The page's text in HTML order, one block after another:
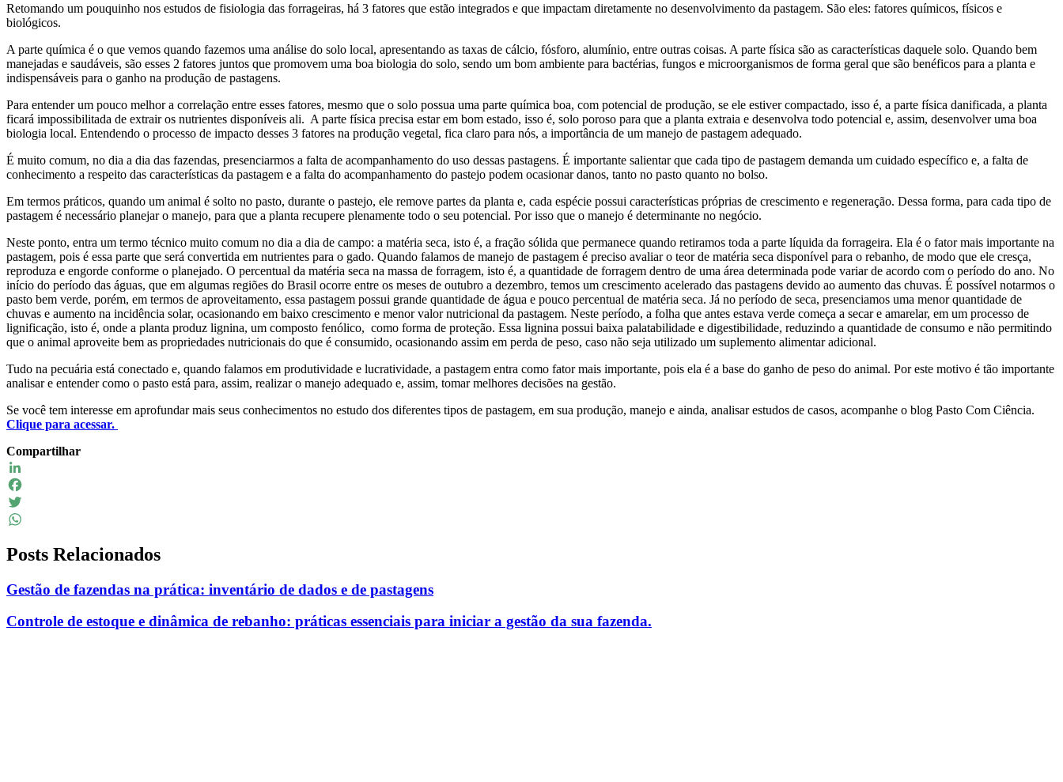
Retomando um pouquinho nos estudos de fisiologia das forrageiras, há 3 fatores que estão integrados e que impactam diretamente no desenvolvimento da pastagem. São eles: fatores químicos, físicos e
biológicos.
A parte química é o que vemos quando fazemos uma análise do solo local, apresentando as taxas de cálcio, fósforo, alumínio, entre outras coisas. A parte física são as características daquele solo. Quando bem
manejadas e saudáveis, são esses 2 fatores juntos que promovem uma boa biologia do solo, sendo um bom ambiente para bactérias, fungos e microorganismos de forma geral que são benéficos para a planta e
indispensáveis para o ganho na produção de pastagens.
Para entender um pouco melhor a correlação entre esses fatores, mesmo que o solo possua uma parte química boa, com potencial de produção, se ele estiver compactado, isso é, a parte física danificada, a planta
ficará impossibilitada de extrair os nutrientes disponíveis ali. A parte física precisa estar em bom estado, isso é, solo poroso para que a planta extraia e desenvolva todo potencial e, assim, desenvolver uma boa
biologia local. Entendendo o processo de impacto desses 3 fatores na produção vegetal, fica claro para nós, a importância de um manejo de pastagem adequado.
É muito comum, no dia a dia das fazendas, presenciarmos a falta de acompanhamento do uso dessas pastagens. É importante salientar que cada tipo de pastagem demanda um cuidado específico e, a falta de
conhecimento a respeito das características da pastagem e a falta do acompanhamento do pastejo podem ocasionar danos, tanto no pasto quanto no bolso.
Em termos práticos, quando um animal é solto no pasto, durante o pastejo, ele remove partes da planta e, cada espécie possui características próprias de crescimento e regeneração. Dessa forma, para cada tipo de
pastagem é necessário planejar o manejo, para que a planta recupere plenamente todo o seu potencial. Por isso que o manejo é determinante no negócio.
Neste ponto, entra um termo técnico muito comum no dia a dia de campo: a matéria seca, isto é, a fração sólida que permanece quando retiramos toda a parte líquida da forrageira. Ela é o fator mais importante na
pastagem, pois é essa parte que será convertida em nutrientes para o gado. Quando falamos de manejo de pastagem é preciso avaliar o teor de matéria seca disponível para o rebanho, de modo que ele cresça,
reproduza e engorde conforme o planejado. O percentual da matéria seca na massa de forragem, isto é, a quantidade de forragem dentro de uma área determinada pode variar de acordo com o período do ano. No
início do período das águas, que em algumas regiões do Brasil ocorre entre os meses de outubro a dezembro, temos um crescimento acelerado das pastagens devido ao aumento das chuvas. É possível notarmos o
pasto bem verde, porém, em termos de aproveitamento, essa pastagem possui grande quantidade de água e pouco percentual de matéria seca. Já no período de seca, presenciamos uma menor quantidade de
chuvas e aumento na incidência solar, ocasionando em baixo crescimento e menor valor nutricional da pastagem. Neste período, a folha que antes estava verde começa a secar e amarelar, em um processo de
lignificação, isto é, onde a planta produz lignina, um composto fenólico, como forma de proteção. Essa lignina possui baixa palatabilidade e digestibilidade, reduzindo a quantidade de consumo e não permitindo
que o animal aproveite bem as propriedades nutricionais do que é consumido, ocasionando assim em perda de peso, caso não seja utilizado um suplemento alimentar adicional.
Tudo na pecuária está conectado e, quando falamos em produtividade e lucratividade, a pastagem entra como fator mais importante, pois ela é a base do ganho de peso do animal. Por este motivo é tão importante
analisar e entender como o pasto está para, assim, realizar o manejo adequado e, assim, tomar melhores decisões na gestão.
Se você tem interesse em aprofundar mais seus conhecimentos no estudo dos diferentes tipos de pastagem, em sua produção, manejo e ainda, analisar estudos de casos, acompanhe o blog Pasto Com Ciência.
Clique para acessar.
Compartilhar
LinkedIn
Facebook
Twitter
Posts Relacionados
Gestão de fazendas na prática: inventário de dados e de pastagens
Controle de estoque e dinâmica de rebanho: práticas essenciais para iniciar a gestão da sua fazenda.